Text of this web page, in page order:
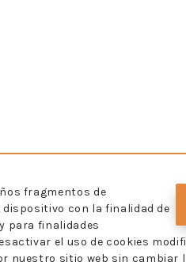
fragmentos de
con la finalidad de
para finalidades
el uso de cookies
nuestro sitio web sin cambiar